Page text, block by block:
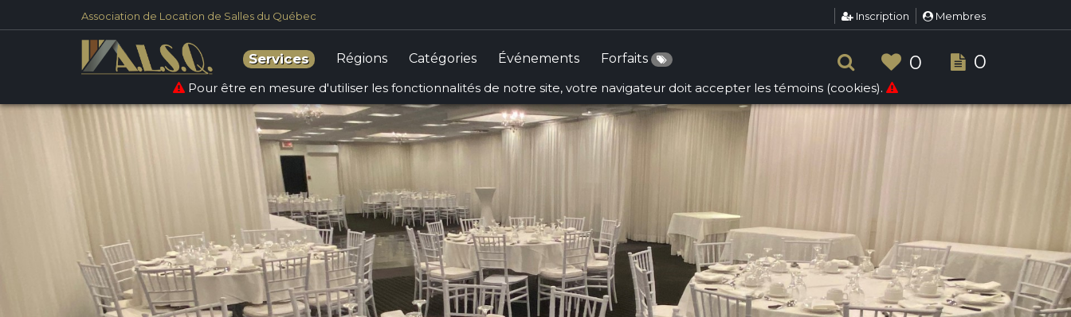
Association de Location de Salles du Québec Inscription Membres
Services Régions Catégories Événements Forfaits 0 0
Pour être en mesure d'utiliser les fonctionnalités de notre site, votre navigateur doit accepter les témoins (cookies).